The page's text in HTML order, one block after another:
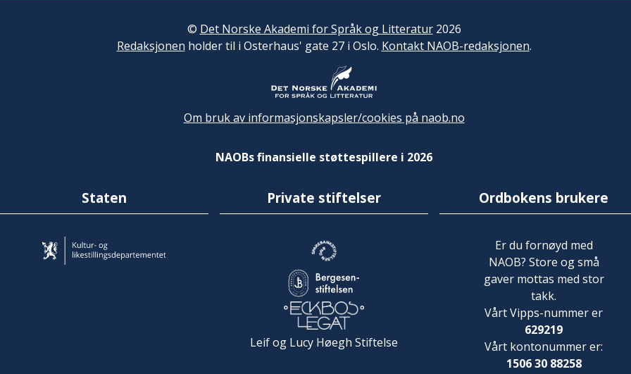
© Det Norske Akademi for Språk og Litteratur2026
Redaksjonen holder til i Osterhaus' gate 27 i Oslo. Kontakt NAOB-redaksjonen.
Om bruk av informasjonskapsler/cookies på naob.no
NAOBs finansielle støttespillere i 2026
Staten Private stiftelser
Leif og Lucy Høegh Stiftelse
Ordbokens brukere
Er du fornøyd med
NAOB? Store og små
gaver mottas med stor
takk.
Vårt Vipps-nummer er
629219
Vårt kontonummer er:
1506 30 88258